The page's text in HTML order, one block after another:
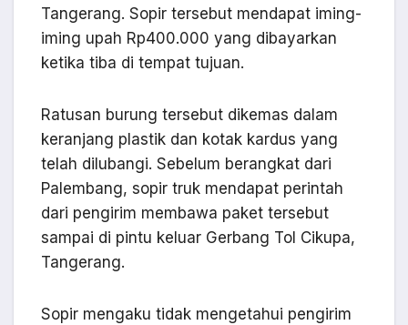
Tangerang. Sopir tersebut mendapat iming-
iming upah Rp400.000 yang dibayarkan
ketika tiba di tempat tujuan.
Ratusan burung tersebut dikemas dalam
keranjang plastik dan kotak kardus yang
telah dilubangi. Sebelum berangkat dari
Palembang, sopir truk mendapat perintah
dari pengirim membawa paket tersebut
sampai di pintu keluar Gerbang Tol Cikupa,
Tangerang.
Sopir mengaku tidak mengetahui pengirim